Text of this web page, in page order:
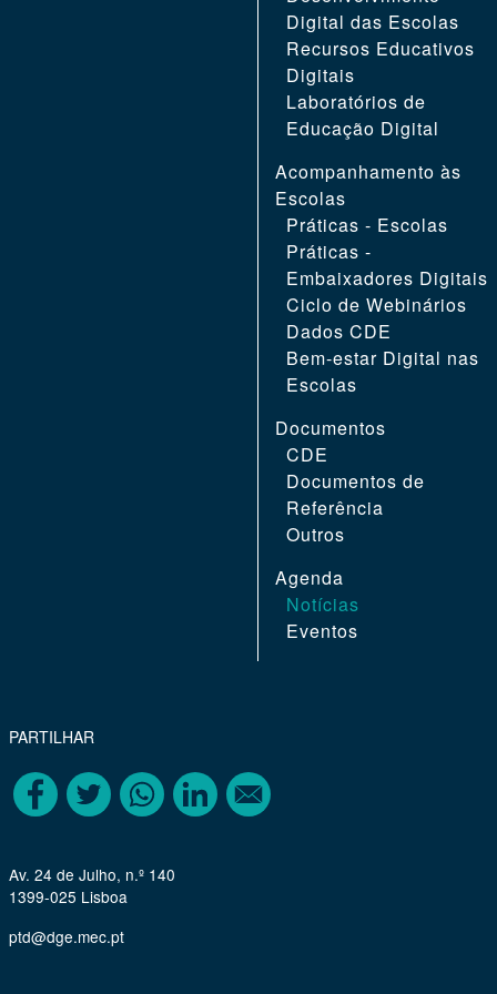
Digital das Escolas
Recursos Educativos
Digitais
Laboratórios de
Educação Digital
Acompanhamento às
Escolas
Práticas - Escolas
Práticas -
Embaixadores Digitais
Ciclo de Webinários
Dados CDE
Bem-estar Digital nas
Escolas
Documentos
CDE
Documentos de
Referência
Outros
Agenda
Notícias
Eventos
REGION
FOURTH
PARTILHAR
Av. 24 de Julho, n.º 140
1399-025 Lisboa
ptd@dge.mec.pt